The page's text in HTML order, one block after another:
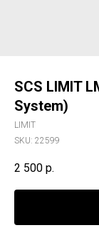
SCS LIMIT
System)
LIMIT
SKU: 22599
2 500 р.